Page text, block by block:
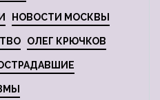
НОВОСТИ МОСКВЫ
ОЛЕГ КРЮЧКОВ